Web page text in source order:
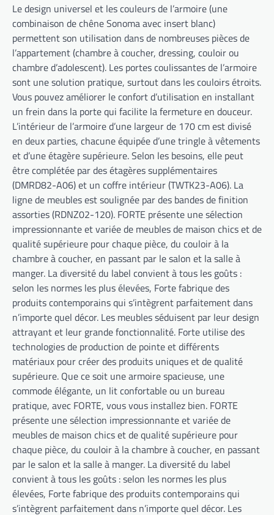
Le design universel et les couleurs de l’armoire (une
combinaison de chêne Sonoma avec insert blanc)
permettent son utilisation dans de nombreuses pièces de
l’appartement (chambre à coucher, dressing, couloir ou
chambre d’adolescent). Les portes coulissantes de l’armoire
sont une solution pratique, surtout dans les couloirs étroits.
Vous pouvez améliorer le confort d’utilisation en installant
un frein dans la porte qui facilite la fermeture en douceur.
L’intérieur de l’armoire d’une largeur de 170 cm est divisé
en deux parties, chacune équipée d’une tringle à vêtements
et d’une étagère supérieure. Selon les besoins, elle peut
être complétée par des étagères supplémentaires
(DMRD82-A06) et un coffre intérieur (TWTK23-A06). La
ligne de meubles est soulignée par des bandes de finition
assorties (RDNZ02-120). FORTE présente une sélection
impressionnante et variée de meubles de maison chics et de
qualité supérieure pour chaque pièce, du couloir à la
chambre à coucher, en passant par le salon et la salle à
manger. La diversité du label convient à tous les goûts :
selon les normes les plus élevées, Forte fabrique des
produits contemporains qui s’intègrent parfaitement dans
n’importe quel décor. Les meubles séduisent par leur design
attrayant et leur grande fonctionnalité. Forte utilise des
technologies de production de pointe et différents
matériaux pour créer des produits uniques et de qualité
supérieure. Que ce soit une armoire spacieuse, une
commode élégante, un lit confortable ou un bureau
pratique, avec FORTE, vous vous installez bien. FORTE
présente une sélection impressionnante et variée de
meubles de maison chics et de qualité supérieure pour
chaque pièce, du couloir à la chambre à coucher, en passant
par le salon et la salle à manger. La diversité du label
convient à tous les goûts : selon les normes les plus
élevées, Forte fabrique des produits contemporains qui
s’intègrent parfaitement dans n’importe quel décor. Les